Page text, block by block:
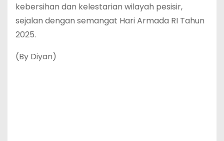
kebersihan dan kelestarian wilayah pesisir,
sejalan dengan semangat Hari Armada RI Tahun
2025.
(By Diyan)